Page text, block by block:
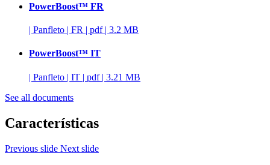
PowerBoost™ FR
| Panfleto | FR | pdf | 3.2 MB
PowerBoost™ IT
| Panfleto | IT | pdf | 3.21 MB
See all documents
Características
Previous slide Next slide